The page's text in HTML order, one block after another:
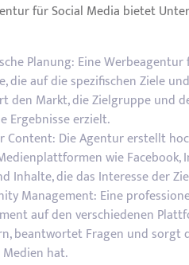
für Social Media bietet
Planung: Eine
die auf die spezifischen Ziele
den Markt, die Zielgruppe und
Ergebnisse erzielt.
Content: Die Agentur erstellt
wie Facebook,
Inhalte, die das Interesse der
Management: Eine
auf den verschiedenen
beantwortet Fragen und sorgt
hat.